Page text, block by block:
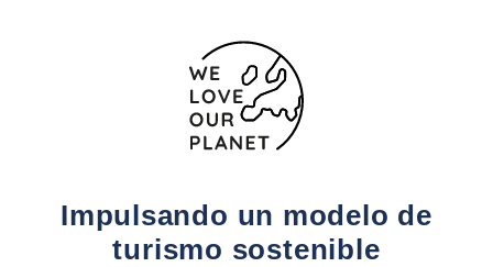
Impulsando un modelo de
turismo sostenible